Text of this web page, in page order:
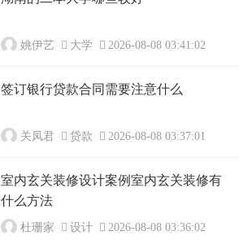
姚伊艺 大学 2026-08-08 03:41:02
签订银行贷款合同需要注意什么
关凤君 贷款 2026-08-08 03:37:01
室内玄关装修设计案例室内玄关装修有
什么方法
杜珊家 设计 2026-08-08 03:36:02